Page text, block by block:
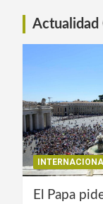
Actualidad
El Papa